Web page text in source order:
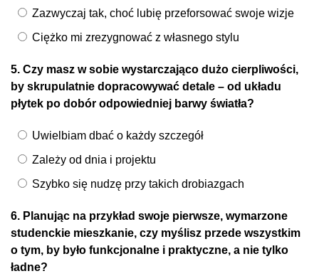
Zazwyczaj tak, choć lubię przeforsować swoje wizje
Ciężko mi zrezygnować z własnego stylu
5. Czy masz w sobie wystarczająco dużo cierpliwości,
by skrupulatnie dopracowywać detale – od układu
płytek po dobór odpowiedniej barwy światła?
Uwielbiam dbać o każdy szczegół
Zależy od dnia i projektu
Szybko się nudzę przy takich drobiazgach
6. Planując na przykład swoje pierwsze, wymarzone
studenckie mieszkanie, czy myślisz przede wszystkim
o tym, by było funkcjonalne i praktyczne, a nie tylko
ładne?